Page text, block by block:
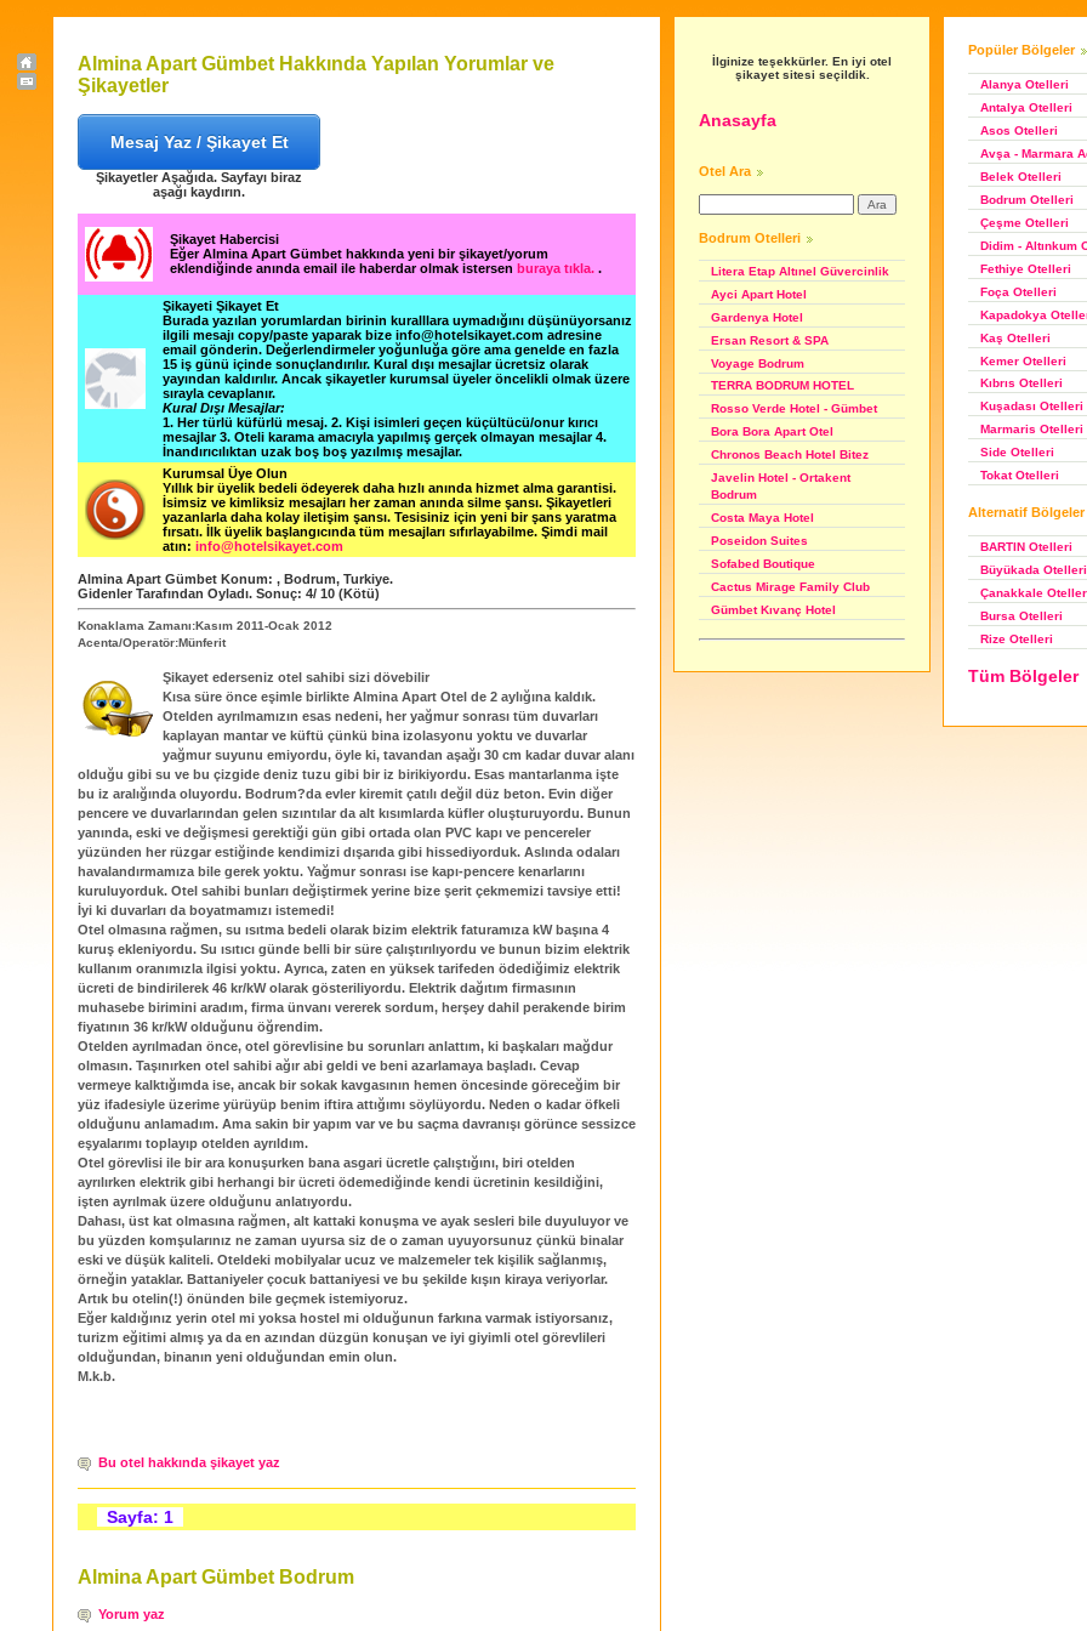
Almina Apart Gümbet Hakkında Yapılan Yorumlar ve
Şikayetler
Mesaj Yaz / Şikayet Et
Şikayetler Aşağıda. Sayfayı biraz
aşağı kaydırın.
Şikayet Habercisi
Eğer Almina Apart Gümbet hakkında yeni bir şikayet/yorum
eklendiğinde anında email ile haberdar olmak istersen buraya tıkla. .
Şikayeti Şikayet Et
Burada yazılan yorumlardan birinin kuralllara uymadığını düşünüyorsanız
ilgili mesajı copy/paste yaparak bize info@hotelsikayet.com adresine
email gönderin. Değerlendirmeler yoğunluğa göre ama genelde en fazla
15 iş günü içinde sonuçlandırılır. Kural dışı mesajlar ücretsiz olarak
yayından kaldırılır. Ancak şikayetler kurumsal üyeler öncelikli olmak üzere
sırayla cevaplanır.
Kural Dışı Mesajlar:
1. Her türlü küfürlü mesaj. 2. Kişi isimleri geçen küçültücü/onur kırıcı
mesajlar 3. Oteli karama amacıyla yapılmış gerçek olmayan mesajlar 4.
İnandırıcılıktan uzak boş boş yazılmış mesajlar.
Kurumsal Üye Olun
Yıllık bir üyelik bedeli ödeyerek daha hızlı anında hizmet alma garantisi.
İsimsiz ve kimliksiz mesajları her zaman anında silme şansı. Şikayetleri
yazanlarla daha kolay iletişim şansı. Tesisiniz için yeni bir şans yaratma
fırsatı. İlk üyelik başlangıcında tüm mesajları sıfırlayabilme. Şimdi mail
atın: info@hotelsikayet.com
Almina Apart Gümbet Konum: , Bodrum, Turkiye.
Gidenler Tarafından Oyladı. Sonuç: 4/ 10 (Kötü)
Konaklama Zamanı:Kasım 2011-Ocak 2012
Acenta/Operatör:Münferit
Şikayet ederseniz otel sahibi sizi dövebilir
Kısa süre önce eşimle birlikte Almina Apart Otel de 2 aylığına kaldık.
Otelden ayrılmamızın esas nedeni, her yağmur sonrası tüm duvarları
kaplayan mantar ve küftü çünkü bina izolasyonu yoktu ve duvarlar
yağmur suyunu emiyordu, öyle ki, tavandan aşağı 30 cm kadar duvar alanı
olduğu gibi su ve bu çizgide deniz tuzu gibi bir iz birikiyordu. Esas mantarlanma işte
bu iz aralığında oluyordu. Bodrum?da evler kiremit çatılı değil düz beton. Evin diğer
pencere ve duvarlarından gelen sızıntılar da alt kısımlarda küfler oluşturuyordu. Bunun
yanında, eski ve değişmesi gerektiği gün gibi ortada olan PVC kapı ve pencereler
yüzünden her rüzgar estiğinde kendimizi dışarıda gibi hissediyorduk. Aslında odaları
havalandırmamıza bile gerek yoktu. Yağmur sonrası ise kapı-pencere kenarlarını
kuruluyorduk. Otel sahibi bunları değiştirmek yerine bize şerit çekmemizi tavsiye etti!
İyi ki duvarları da boyatmamızı istemedi!
Otel olmasına rağmen, su ısıtma bedeli olarak bizim elektrik faturamıza kW başına 4
kuruş ekleniyordu. Su ısıtıcı günde belli bir süre çalıştırılıyordu ve bunun bizim elektrik
kullanım oranımızla ilgisi yoktu. Ayrıca, zaten en yüksek tarifeden ödediğimiz elektrik
ücreti de bindirilerek 46 kr/kW olarak gösteriliyordu. Elektrik dağıtım firmasının
muhasebe birimini aradım, firma ünvanı vererek sordum, herşey dahil perakende birim
fiyatının 36 kr/kW olduğunu öğrendim.
Otelden ayrılmadan önce, otel görevlisine bu sorunları anlattım, ki başkaları mağdur
olmasın. Taşınırken otel sahibi ağır abi geldi ve beni azarlamaya başladı. Cevap
vermeye kalktığımda ise, ancak bir sokak kavgasının hemen öncesinde göreceğim bir
yüz ifadesiyle üzerime yürüyüp benim iftira attığımı söylüyordu. Neden o kadar öfkeli
olduğunu anlamadım. Ama sakin bir yapım var ve bu saçma davranışı görünce sessizce
eşyalarımı toplayıp otelden ayrıldım.
Otel görevlisi ile bir ara konuşurken bana asgari ücretle çalıştığını, biri otelden
ayrılırken elektrik gibi herhangi bir ücreti ödemediğinde kendi ücretinin kesildiğini,
işten ayrılmak üzere olduğunu anlatıyordu.
Dahası, üst kat olmasına rağmen, alt kattaki konuşma ve ayak sesleri bile duyuluyor ve
bu yüzden komşularınız ne zaman uyursa siz de o zaman uyuyorsunuz çünkü binalar
eski ve düşük kaliteli. Oteldeki mobilyalar ucuz ve malzemeler tek kişilik sağlanmış,
örneğin yataklar. Battaniyeler çocuk battaniyesi ve bu şekilde kışın kiraya veriyorlar.
Artık bu otelin(!) önünden bile geçmek istemiyoruz.
Eğer kaldığınız yerin otel mi yoksa hostel mi olduğunun farkına varmak istiyorsanız,
turizm eğitimi almış ya da en azından düzgün konuşan ve iyi giyimli otel görevlileri
olduğundan, binanın yeni olduğundan emin olun.
M.k.b.
Bu otel hakkında şikayet yaz
Sayfa: 1
Almina Apart Gümbet Bodrum
Yorum yaz
İlginize teşekkürler. En iyi otel
şikayet sitesi seçildik.
Anasayfa
Otel Ara
Bodrum Otelleri
Litera Etap Altınel Güvercinlik
Ayci Apart Hotel
Gardenya Hotel
Ersan Resort & SPA
Voyage Bodrum
TERRA BODRUM HOTEL
Rosso Verde Hotel - Gümbet
Bora Bora Apart Otel
Chronos Beach Hotel Bitez
Javelin Hotel - Ortakent
Bodrum
Costa Maya Hotel
Poseidon Suites
Sofabed Boutique
Cactus Mirage Family Club
Gümbet Kıvanç Hotel
Popüler Bölgeler
Alanya Otelleri
Antalya Otelleri
Asos Otelleri
Avşa - Marmara
Belek Otelleri
Bodrum Otelleri
Çeşme Otelleri
Didim - Altınkum
Fethiye Otelleri
Foça Otelleri
Kapadokya
Kaş Otelleri
Kemer Otelleri
Kıbrıs Otelleri
Kuşadası Otelleri
Marmaris Otelleri
Side Otelleri
Tokat Otelleri
Alternatif Bölgeler
BARTIN Otelleri
Büyükada Otelleri
Çanakkale
Bursa Otelleri
Rize Otelleri
Tüm Bölgeler